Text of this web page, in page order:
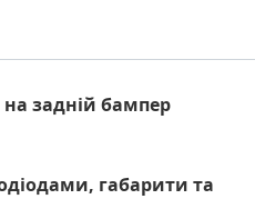
задній бампер
габарити та